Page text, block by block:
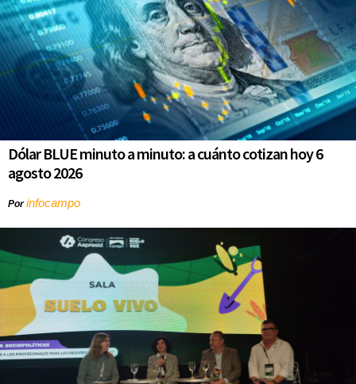
Dólar BLUE minuto a minuto: a cuánto cotizan hoy 6
agosto 2026
Porinfocampo